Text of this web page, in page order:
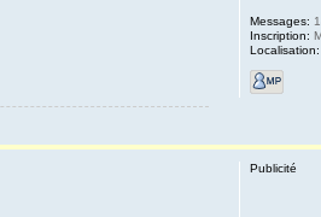
Messages:
Inscription:
Localisation:
Publicité